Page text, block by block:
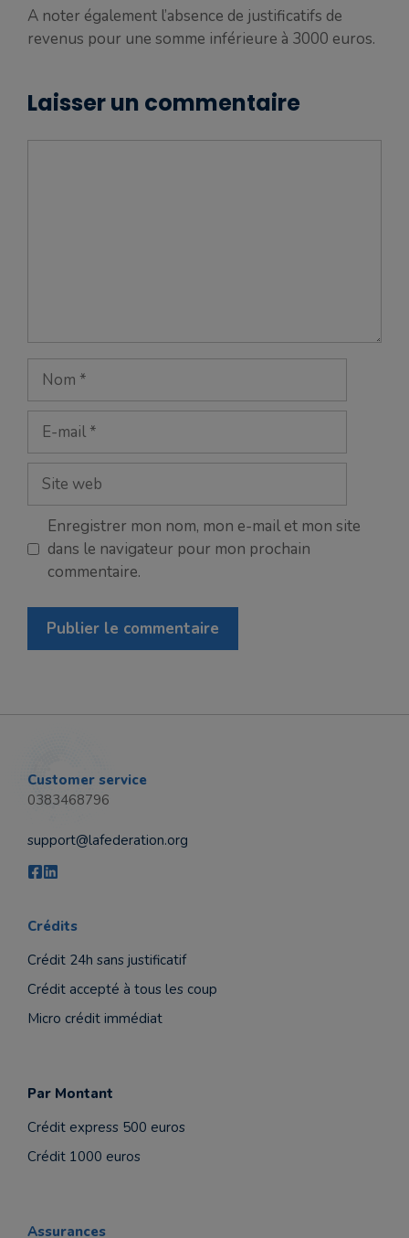
A noter également l’absence de justificatifs de
revenus pour une somme inférieure à 3000 euros.
Laisser un commentaire
Nom
mail
Site
web
Enregistrer mon nom, mon e-mail et mon site
dans le navigateur pour mon prochain
commentaire.
Customer service
0383468796
support@lafederation.org
Crédits
Crédit 24h sans justificatif
Crédit accepté à tous les coup
Micro crédit immédiat
Par Montant
Crédit express 500 euros
Crédit 1000 euros
Assurances